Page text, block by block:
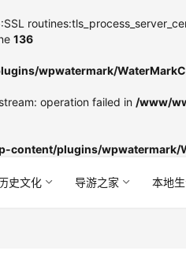
136
wpwatermark/
operation failed in /www/
content/plugins/wpwatermark/
史文化 导游之家 本地